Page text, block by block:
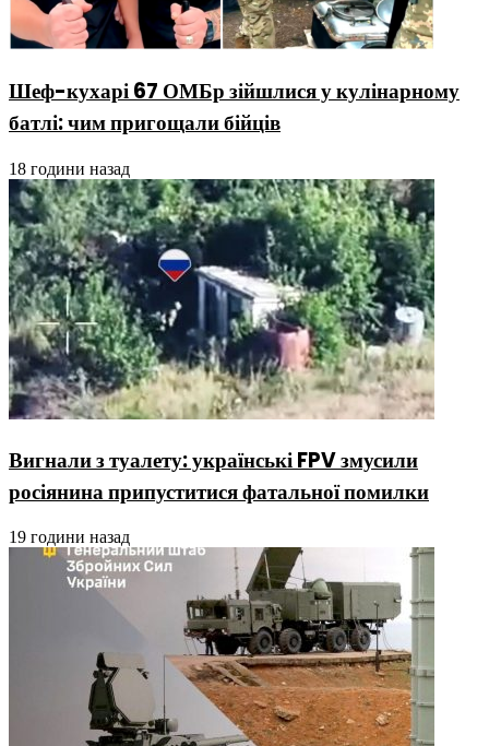
Шеф-кухарі 67 ОМБр зійшлися у кулінарному
батлі: чим пригощали бійців
18 години назад
Вигнали з туалету: українські FPV змусили
росіянина припуститися фатальної помилки
19 години назад